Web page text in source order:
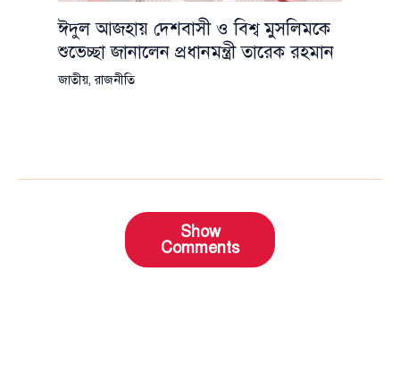
ঈদুল আজহায় দেশবাসী ও বিশ্ব মুসলিমকে
শুভেচ্ছা জানালেন প্রধানমন্ত্রী তারেক রহমান
জাতীয়,রাজনীতি
Show
Comments